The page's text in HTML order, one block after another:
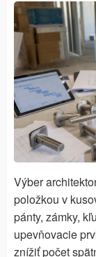
Výber
položkou v
pánty, zámky,
upevňovacie
znížiť počet